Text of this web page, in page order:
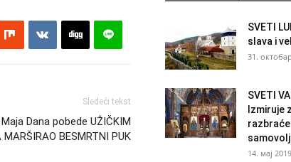
Sledeći tekst
Dana pobede UŽIČKIM
BESMRTNI PUK
SVETI
slava i
31.
SVETI
Izmiruje
14. мај